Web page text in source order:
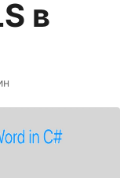
в